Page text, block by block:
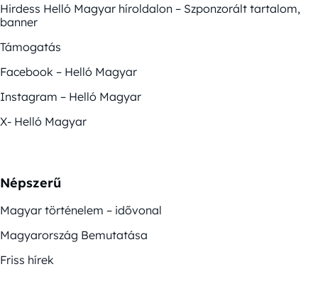
Hirdess Helló Magyar híroldalon – Szponzorált tartalom,
banner
Támogatás
Facebook – Helló Magyar
Instagram – Helló Magyar
X- Helló Magyar
Népszerű
Magyar történelem – idővonal
Magyarország Bemutatása
Friss hírek